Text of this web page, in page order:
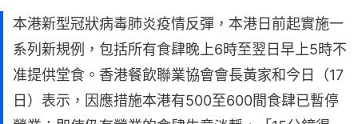
本港新型冠狀病毒肺炎疫情反彈，本港日前起實施一
系列新規例，包括所有食肆晚上6時至翌日早上5時不
准提供堂食。香港餐飲聯業協會會長黃家和今日（17
日）表示，因應措施本港有500至600間食肆已暫停